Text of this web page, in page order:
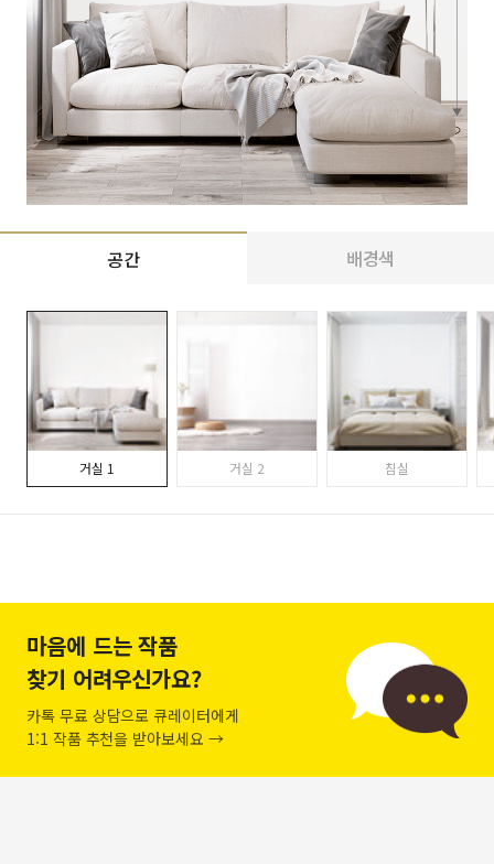
공간 배경색
거실 1 거실 2 침실
마음에 드는 작품
찾기 어려우신가요?
카톡 무료 상담으로 큐레이터에게
1:1 작품 추천을 받아보세요 →